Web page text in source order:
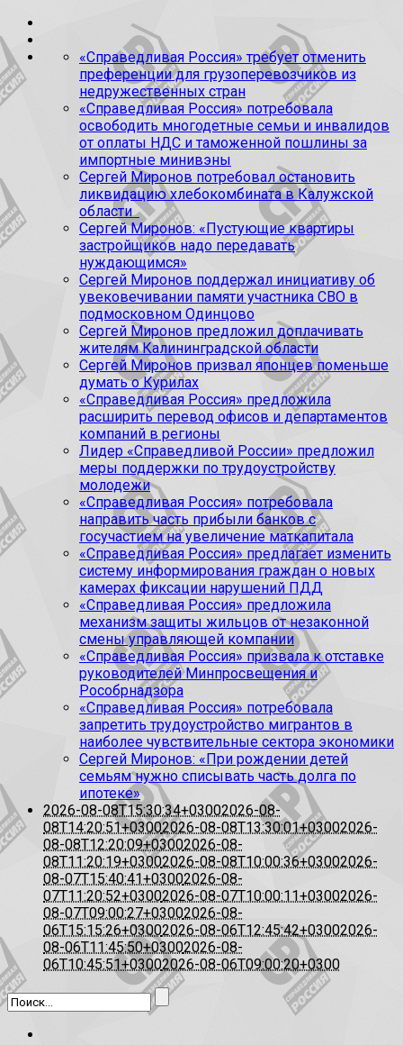
«Справедливая Россия» требует отменить
преференции для грузоперевозчиков из
недружественных стран
«Справедливая Россия» потребовала
освободить многодетные семьи и инвалидов
от оплаты НДС и таможенной пошлины за
импортные минивэны
Сергей Миронов потребовал остановить
ликвидацию хлебокомбината в Калужской
области
Сергей Миронов: «Пустующие квартиры
застройщиков надо передавать
нуждающимся»
Сергей Миронов поддержал инициативу об
увековечивании памяти участника СВО в
подмосковном Одинцово
Сергей Миронов предложил доплачивать
жителям Калининградской области
Сергей Миронов призвал японцев поменьше
думать о Курилах
«Справедливая Россия» предложила
расширить перевод офисов и департаментов
компаний в регионы
Лидер «Справедливой России» предложил
меры поддержки по трудоустройству
молодежи
«Справедливая Россия» потребовала
направить часть прибыли банков с
госучастием на увеличение маткапитала
«Справедливая Россия» предлагает изменить
систему информирования граждан о новых
камерах фиксации нарушений ПДД
«Справедливая Россия» предложила
механизм защиты жильцов от незаконной
смены управляющей компании
«Справедливая Россия» призвала к отставке
руководителей Минпросвещения и
Рособрнадзора
«Справедливая Россия» потребовала
запретить трудоустройство мигрантов в
наиболее чувствительные сектора экономики
Сергей Миронов: «При рождении детей
семьям нужно списывать часть долга по
ипотеке»
2026-08-08T15:30:34+03002026-08-
08T14:20:51+03002026-08-08T13:30:01+03002026-
08-08T12:20:09+03002026-08-
08T11:20:19+03002026-08-08T10:00:36+03002026-
08-07T15:40:41+03002026-08-
07T11:20:52+03002026-08-07T10:00:11+03002026-
08-07T09:00:27+03002026-08-
06T15:15:26+03002026-08-06T12:45:42+03002026-
08-06T11:45:50+03002026-08-
06T10:45:51+03002026-08-06T09:00:20+0300